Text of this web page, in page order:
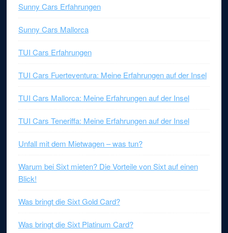
Sunny Cars Erfahrungen
Sunny Cars Mallorca
TUI Cars Erfahrungen
TUI Cars Fuerteventura: Meine Erfahrungen auf der Insel
TUI Cars Mallorca: Meine Erfahrungen auf der Insel
TUI Cars Teneriffa: Meine Erfahrungen auf der Insel
Unfall mit dem Mietwagen – was tun?
Warum bei Sixt mieten? Die Vorteile von Sixt auf einen
Blick!
Was bringt die Sixt Gold Card?
Was bringt die Sixt Platinum Card?